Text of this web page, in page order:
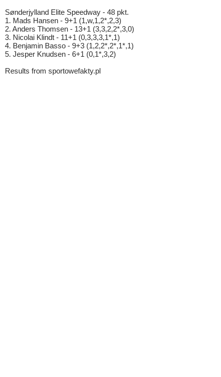
Sønderjylland Elite Speedway - 48 pkt.
1. Mads Hansen - 9+1 (1,w,1,2*,2,3)
2. Anders Thomsen - 13+1 (3,3,2,2*,3,0)
3. Nicolai Klindt - 11+1 (0,3,3,3,1*,1)
4. Benjamin Basso - 9+3 (1,2,2*,2*,1*,1)
5. Jesper Knudsen - 6+1 (0,1*,3,2)
Results from sportowefakty.pl